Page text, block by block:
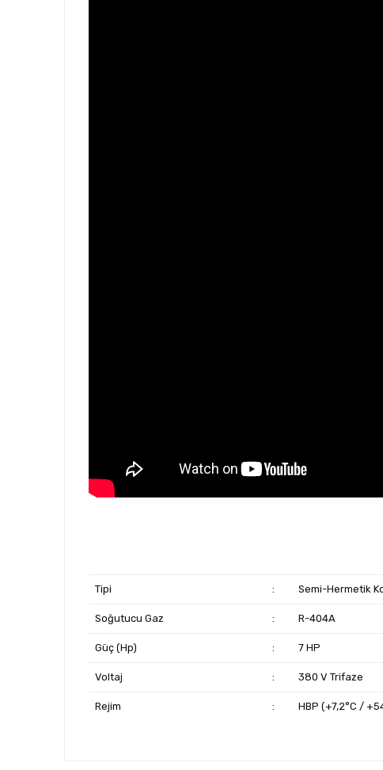
Tipi : Semi-Hermetik
Soğutucu Gaz : R-404A
Güç (Hp) : 7 HP
Voltaj : 380 V Trifaze
Rejim : HBP (+7,2°C /